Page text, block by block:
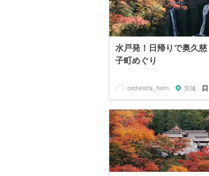
水戸発！日帰りで奥久
子町めぐり
orchestra_horn 茨城